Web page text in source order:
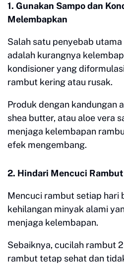
1. Gunakan Sampo dan
Melembapkan
Salah satu penyebab
adalah kurangnya
kondisioner yang
rambut kering atau rusak.
Produk dengan kandungan
shea butter, atau aloe vera
menjaga kelembapan
efek mengembang.
2. Hindari Mencuci
Mencuci rambut setiap hari
kehilangan minyak alami
menjaga kelembapan.
Sebaiknya, cucilah rambut
rambut tetap sehat dan